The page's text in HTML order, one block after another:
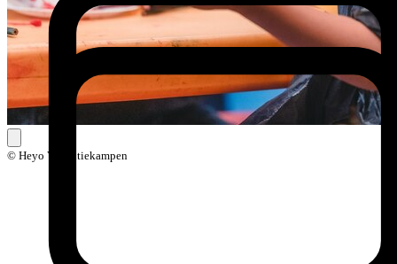
© Heyo Vakantiekampen